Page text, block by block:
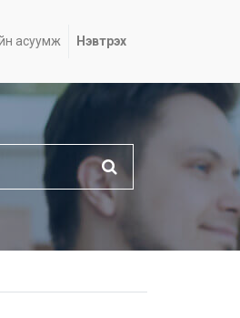
асуумж Нэвтрэх